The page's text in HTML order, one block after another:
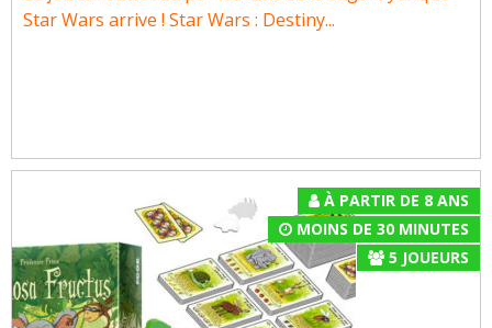
Star Wars arrive ! Star Wars : Destiny...
À PARTIR DE 8 ANS
MOINS DE 30 MINUTES
5 JOUEURS